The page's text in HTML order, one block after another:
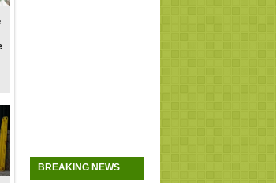
BREAKING NEWS